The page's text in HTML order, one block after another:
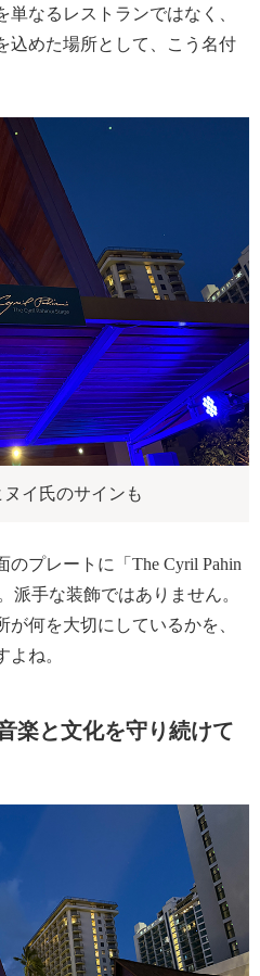
なるレストランではなく、
込めた場所として、こう名付
イ氏のサインも
プレートに「The Cyril Pahin
派手な装飾ではありません。
何を大切にしているかを、
ね。
楽と文化を守り続けて